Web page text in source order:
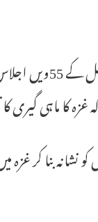
جمعرات کو
حصہ اسرائیلی بمباری سے
نشانہ بنا کر